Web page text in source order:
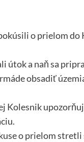
o prielom
útok a naň sa
obsadiť
Kolesnik
o prielom